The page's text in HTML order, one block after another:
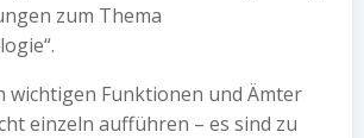
zum Thema
wichtigen Funktionen und Ämter
einzeln aufführen – es sind zu